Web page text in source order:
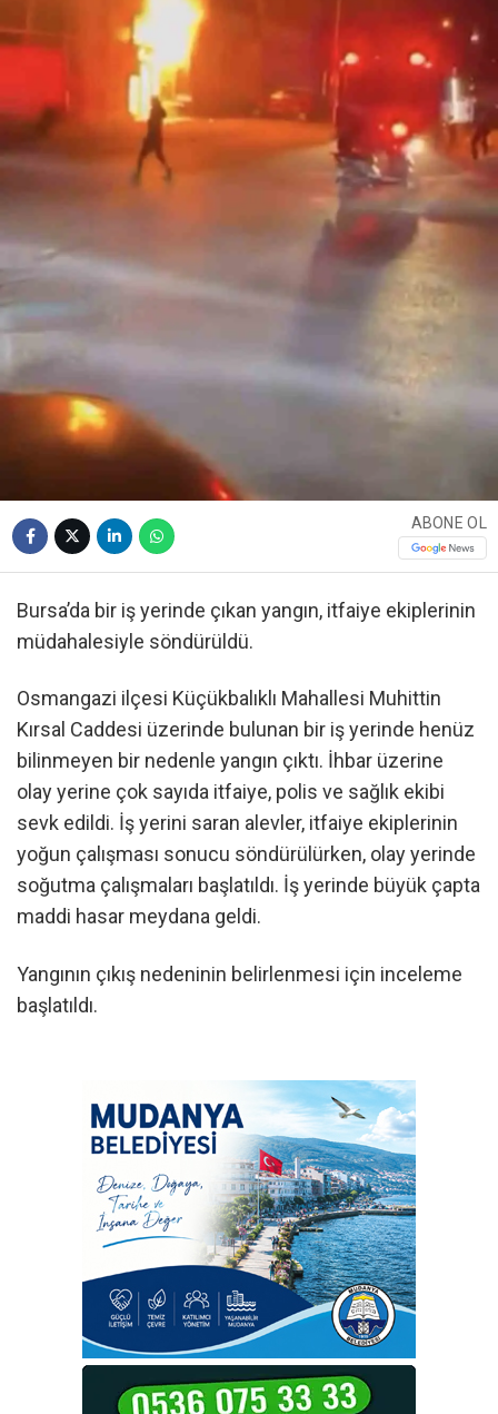
ABONE OL
Bursa’da bir iş yerinde çıkan yangın, itfaiye ekiplerinin
müdahalesiyle söndürüldü.
Osmangazi ilçesi Küçükbalıklı Mahallesi Muhittin
Kırsal Caddesi üzerinde bulunan bir iş yerinde henüz
bilinmeyen bir nedenle yangın çıktı. İhbar üzerine
olay yerine çok sayıda itfaiye, polis ve sağlık ekibi
sevk edildi. İş yerini saran alevler, itfaiye ekiplerinin
yoğun çalışması sonucu söndürülürken, olay yerinde
soğutma çalışmaları başlatıldı. İş yerinde büyük çapta
maddi hasar meydana geldi.
Yangının çıkış nedeninin belirlenmesi için inceleme
başlatıldı.